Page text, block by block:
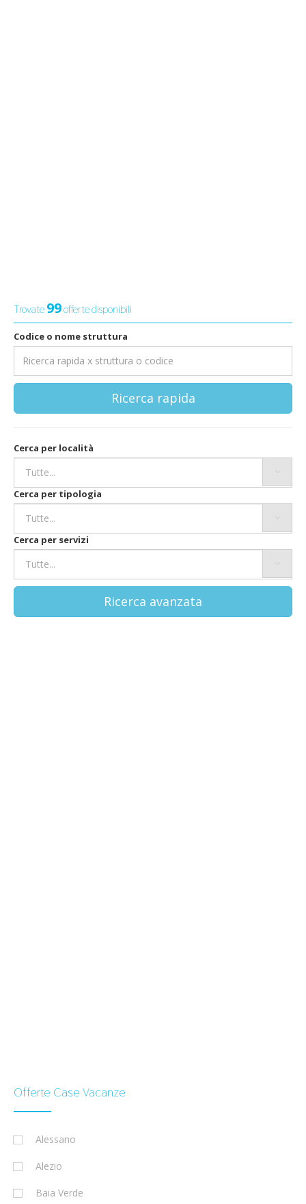
Trovate99offerte disponibili
Codice o nome struttura
Ricerca rapida
Cerca per località
Cerca per tipologia
Cerca per servizi
Ricerca avanzata
Offerte Case Vacanze
Alessano
Alezio
Baia Verde